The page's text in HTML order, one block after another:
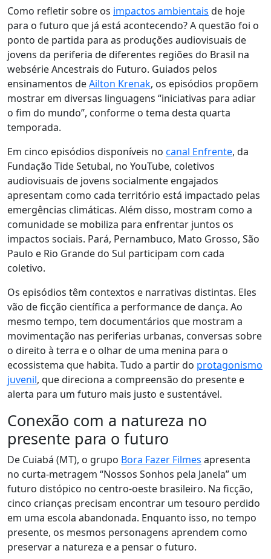
Como refletir sobre os impactos ambientais de hoje
para o futuro que já está acontecendo? A questão foi o
ponto de partida para as produções audiovisuais de
jovens da periferia de diferentes regiões do Brasil na
websérie Ancestrais do Futuro. Guiados pelos
ensinamentos deAilton Krenak, os episódios propõem
mostrar em diversas linguagens “iniciativas para adiar
o fim do mundo”, conforme o tema desta quarta
temporada.
Em cinco episódios disponíveis no canal Enfrente, da
Fundação Tide Setubal, no YouTube, coletivos
audiovisuais de jovens socialmente engajados
apresentam como cada território está impactado pelas
emergências climáticas. Além disso, mostram como a
comunidade se mobiliza para enfrentar juntos os
impactos sociais. Pará, Pernambuco, Mato Grosso, São
Paulo e Rio Grande do Sul participam com cada
coletivo.
Os episódios têm contextos e narrativas distintas. Eles
vão de ficção científica a performance de dança. Ao
mesmo tempo, tem documentários que mostram a
movimentação nas periferias urbanas, conversas sobre
o direito à terra e o olhar de uma menina para o
ecossistema que habita. Tudo a partir do protagonismo
juvenil, que direciona a compreensão do presente e
alerta para um futuro mais justo e sustentável.
Conexão com a natureza no
presente para o futuro
De Cuiabá (MT), o grupo Bora Fazer Filmes apresenta
no curta-metragem “Nossos Sonhos pela Janela” um
futuro distópico no centro-oeste brasileiro. Na ficção,
cinco crianças precisam encontrar um tesouro perdido
em uma escola abandonada. Enquanto isso, no tempo
presente, os mesmos personagens aprendem como
preservar a natureza e a pensar o futuro.